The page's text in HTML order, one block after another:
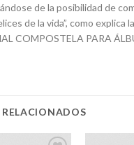
de la posibilidad de
de la vida”, como explica
COMPOSTELA PARA